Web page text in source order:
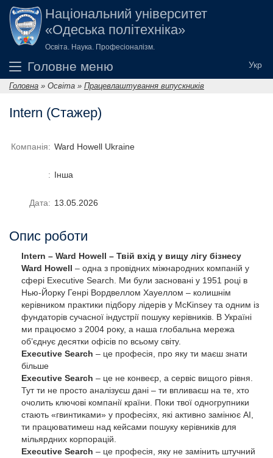
Перейти до основного вмісту
Національний університет
«Одеська політехніка»
Освіта. Наука. Професіоналізм.
Головне меню
Головна » Освіта » Працевлаштування випускників
Intern (Стажер)
Компанія: Ward Howell Ukraine
: Інша
Дата: 13.05.2026
Опис роботи
Intern – Ward Howell – Твій вхід у вищу лігу бізнесу
Ward Howell – одна з провідних міжнародних компаній у
сфері Executive Search. Ми були засновані у 1951 році в
Нью-Йорку Генрі Вордвеллом Хауеллом – колишнім
керівником практики підбору лідерів у McKinsey та одним із
фундаторів сучасної індустрії пошуку керівників. В Україні
ми працюємо з 2004 року, а наша глобальна мережа
об’єднує десятки офісів по всьому світу.
Executive Search – це професія, про яку ти маєш знати
більше
Executive Search – це не конвеєр, а сервіс вищого рівня.
Тут ти не просто аналізуєш дані – ти впливаєш на те, хто
очолить ключові компанії країни. Поки твої одногрупники
стають «гвинтиками» у професіях, які активно замінює АІ,
ти працюватимеш над кейсами пошуку керівників для
мільярдних корпорацій.
Executive Search – це професія, яку не замінить штучний